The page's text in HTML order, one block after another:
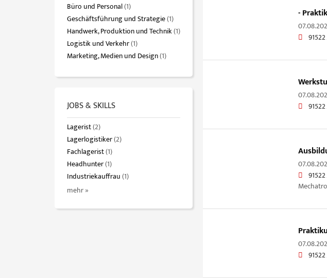
-
Büro und Personal(1)
Geschäftsführung und Strategie(1)
Handwerk, Produktion und Technik(1)
Logistik und Verkehr(1)
Marketing, Medien und Design(1)
JOBS & SKILLS
Lagerist(2)
Lagerlogistiker(2)
Fachlagerist(1)
Headhunter(1)
Industriekauffrau(1)
mehr »